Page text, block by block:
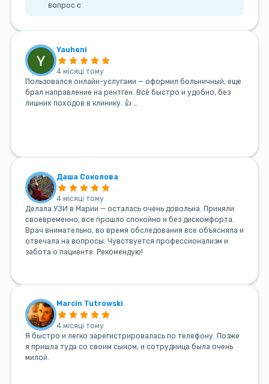
вопрос с
Yauheni
4 місяці тому
Пользовался онлайн-услугами — оформил больничный, еще
брал направление на рентген. Всё быстро и удобно, без
лишних походов в клинику. 👍 …
Даша Соколова
4 місяці тому
Делала УЗИ в Марии — осталась очень довольна. Приняли
своевременно, все прошло спокойно и без дискомфорта.
Врач внимательно, во время обследования все объясняла и
отвечала на вопросы. Чувствуется профессионализм и
забота о пациенте. Рекомендую!
Marcin Tutrowski
4 місяці тому
Я быстро и легко зарегистрировалась по телефону. Позже
я пришла туда со своим сыном, и сотрудница была очень
милой.